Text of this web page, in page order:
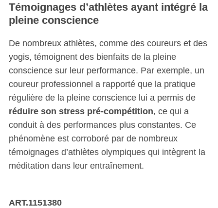
Témoignages d’athlètes ayant intégré la
pleine conscience
De nombreux athlètes, comme des coureurs et des
yogis, témoignent des bienfaits de la pleine
conscience sur leur performance. Par exemple, un
coureur professionnel a rapporté que la pratique
régulière de la pleine conscience lui a permis de
réduire son stress pré-compétition, ce qui a
conduit à des performances plus constantes. Ce
phénomène est corroboré par de nombreux
témoignages d’athlètes olympiques qui intègrent la
méditation dans leur entraînement.
ART.1151380